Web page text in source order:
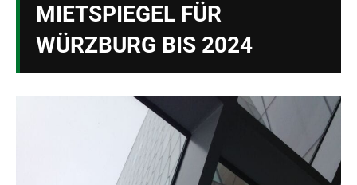
MIETSPIEGEL FÜR
WÜRZBURG BIS 2024